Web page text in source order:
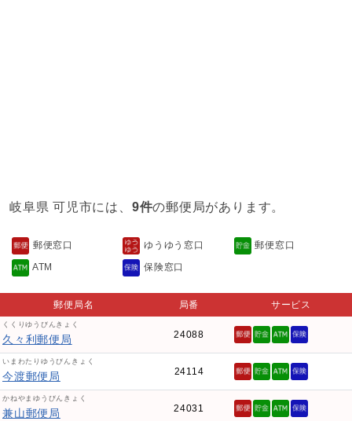
岐阜県 可児市には、 9件の郵便局があります。
郵便窓口 ゆうゆう窓口
郵便窓口
ATM
保険窓口
郵便局名 局番 サービス
くくりゆうびんきょく
久々利郵便局 24088
いまわたりゆうびんきょく
今渡郵便局 24114
かねやまゆうびんきょく
兼山郵便局 24031